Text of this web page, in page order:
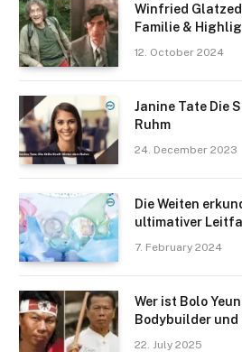
Winfried
Familie &
12. October 2024
Janine Tate Die
Ruhm
24. December 2023
Die Weiten
ultimativer
7. February 2024
Wer ist Bolo
Bodybuilder
22. July 2025